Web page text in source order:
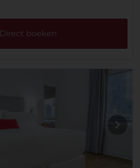
Direct boeken